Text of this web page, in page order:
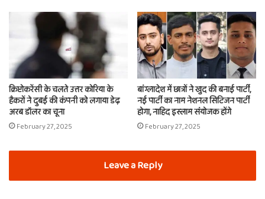
क्रिप्टोकरेंसी के चलते उत्तर कोरिया के
हैकरों ने दुबई की कंपनी को लगाया डेढ़
अरब डॉलर का चूना
February 27, 2025
बांग्लादेश में छात्रों ने खुद की बनाई पार्टी,
नई पार्टी का नाम नेशनल सिटिजन पार्टी
होगा, नाहिद इस्लाम संयोजक होंगे
February 27, 2025
Leave a Reply